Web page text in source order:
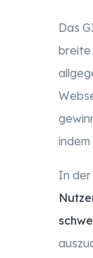
Das
breite
In der